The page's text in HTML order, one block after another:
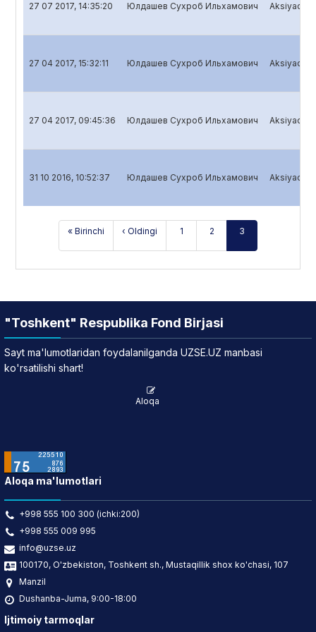
27 07 2017, 14:35:20 Юлдашев Сухроб Ильхамович
27 04 2017, 15:32:11 Юлдашев Сухроб Ильхамович
27 04 2017, 09:45:36 Юлдашев Сухроб Ильхамович
31 10 2016, 10:52:37 Юлдашев Сухроб Ильхамович
« Birinchi ‹ Oldingi 1 2 3
"Toshkent" Respublika Fond Birjasi
Sayt ma'lumotlaridan foydalanilganda UZSE.UZ manbasi
ko'rsatilishi shart!
Aloqa
Aloqa ma'lumotlari
+998 555 100 300 (ichki:200)
+998 555 009 995
info@uzse.uz
100170, O'zbekiston, Toshkent sh., Mustaqillik shox ko'chasi, 107
Manzil
Dushanba-Juma, 9:00-18:00
Ijtimoiy tarmoqlar